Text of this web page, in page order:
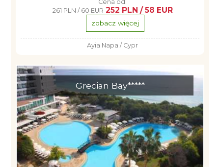
Cena od:
261 PLN / 60 EUR 252 PLN / 58 EUR
zobacz więcej
Ayia Napa / Cypr
Grecian Bay*****